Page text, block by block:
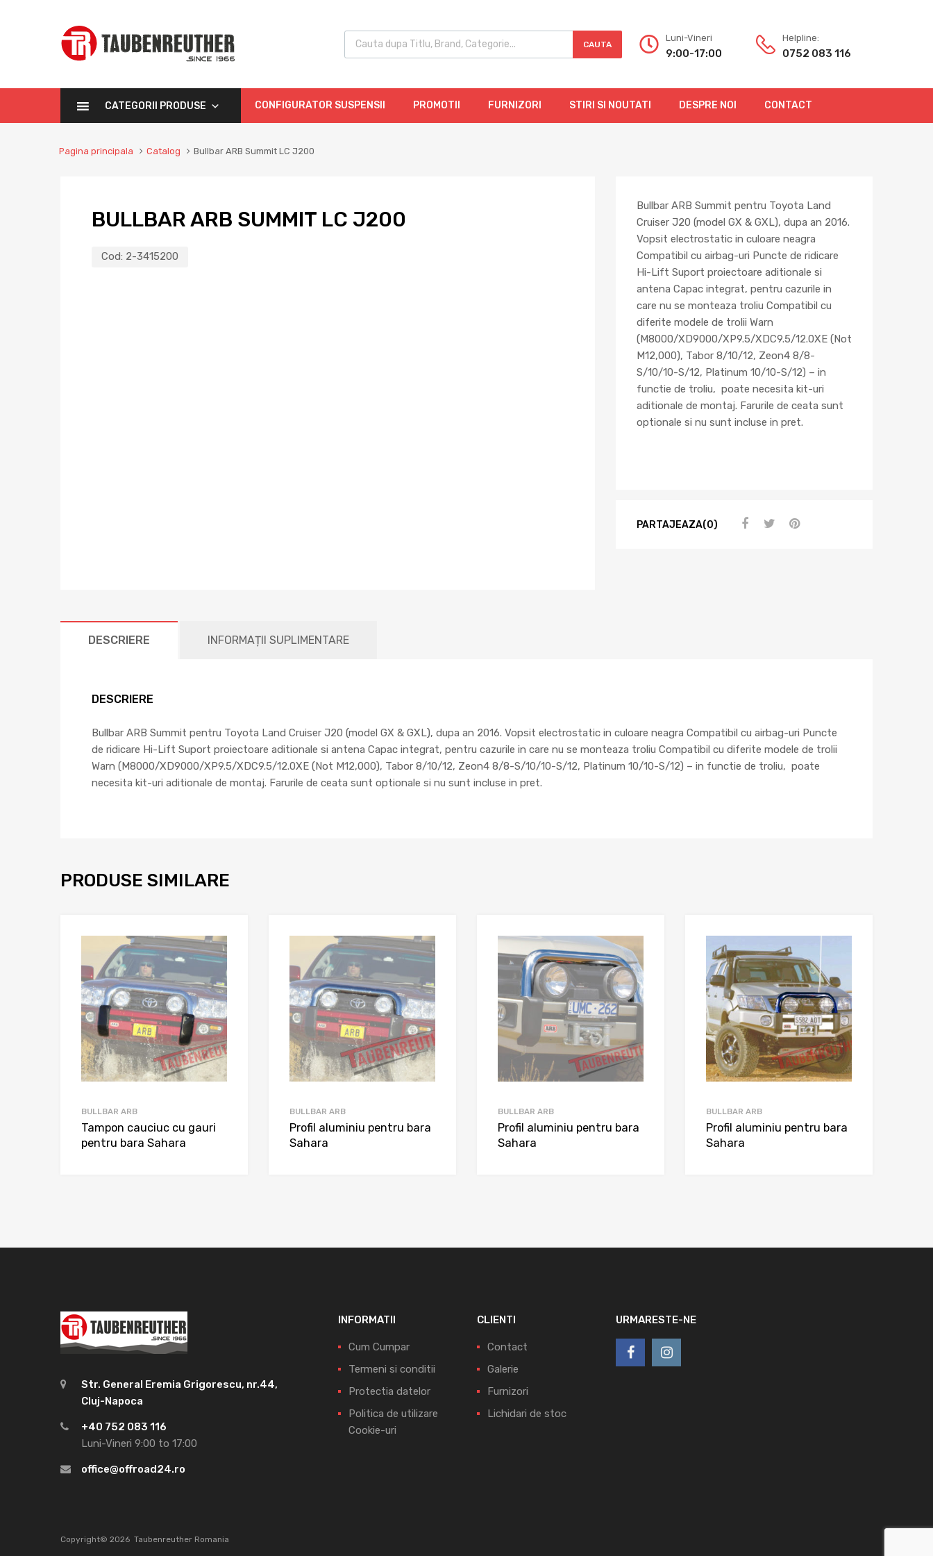
CAUTA
Luni-Vineri
9:00-17:00
Helpline:
0752 083 116
CATEGORII PRODUSE CONFIGURATOR SUSPENSII PROMOTII FURNIZORI STIRI SI NOUTATI DESPRE NOI CONTACT
Pagina principala Catalog Bullbar ARB Summit LC J200
BULLBAR ARB SUMMIT LC J200
Cod: 2-3415200
Bullbar ARB Summit pentru Toyota Land
Cruiser J20 (model GX & GXL), dupa an 2016.
Vopsit electrostatic in culoare neagra
Compatibil cu airbag-uri Puncte de ridicare
Hi-Lift Suport proiectoare aditionale si
antena Capac integrat, pentru cazurile in
care nu se monteaza troliu Compatibil cu
diferite modele de trolii Warn
(M8000/XD9000/XP9.5/XDC9.5/12.0XE (Not
M12,000), Tabor 8/10/12, Zeon4 8/8-
S/10/10-S/12, Platinum 10/10-S/12) – in
functie de troliu, poate necesita kit-uri
aditionale de montaj. Farurile de ceata sunt
optionale si nu sunt incluse in pret.
PARTAJEAZA(0)
DESCRIERE INFORMAȚII SUPLIMENTARE
DESCRIERE
Bullbar ARB Summit pentru Toyota Land Cruiser J20 (model GX & GXL), dupa an 2016. Vopsit electrostatic in culoare neagra Compatibil cu airbag-uri Puncte
de ridicare Hi-Lift Suport proiectoare aditionale si antena Capac integrat, pentru cazurile in care nu se monteaza troliu Compatibil cu diferite modele de trolii
Warn (M8000/XD9000/XP9.5/XDC9.5/12.0XE (Not M12,000), Tabor 8/10/12, Zeon4 8/8-S/10/10-S/12, Platinum 10/10-S/12) – in functie de troliu, poate
necesita kit-uri aditionale de montaj. Farurile de ceata sunt optionale si nu sunt incluse in pret.
PRODUSE SIMILARE
BULLBAR ARB
Tampon cauciuc cu gauri
pentru bara Sahara
BULLBAR ARB
Profil aluminiu pentru bara
Sahara
BULLBAR ARB
Profil aluminiu pentru bara
Sahara
BULLBAR ARB
Profil aluminiu pentru bara
Sahara
Str. General Eremia Grigorescu, nr.44,
Cluj-Napoca
+40 752 083 116
Luni-Vineri 9:00 to 17:00
office@offroad24.ro
INFORMATII
Cum Cumpar
Termeni si conditii
Protectia datelor
Politica de utilizare
Cookie-uri
CLIENTI
Contact
Galerie
Furnizori
Lichidari de stoc
URMARESTE-NE
Copyright© 2026 Taubenreuther Romania